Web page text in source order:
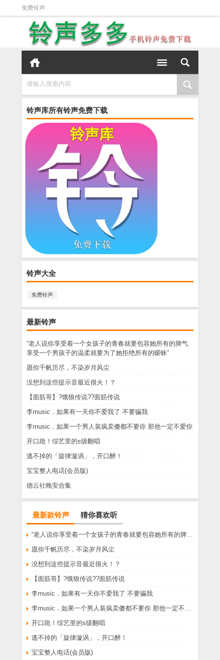
免费铃声
请输入搜索内容
铃声库所有铃声免费下载
铃声大全
免费铃声
最新铃声
“老人说你享受着一个女孩子的青春就要包容她所有的脾气
享受一个男孩子的温柔就要为了她拒绝所有的暧昧”
愿你千帆历尽，不染岁月风尘
没想到这些提示音最近很火！？
【面筋哥】?饿狼传说??面筋传说
李music．如果有一天你不爱我了 不要骗我
李music．如果一个男人装疯卖傻都不要你 那他一定不爱你
开口跪！综艺里的s级翻唱
逃不掉的「旋律漩涡」，开口醉！
宝宝整人电话(会员版)
德云社晚安合集
最新款铃声 猜你喜欢听
愿你千帆历尽，不染岁月风尘
没想到这些提示音最近很火！？
【面筋哥】?饿狼传说??面筋传说
李music．如果有一天你不爱我了 不要骗我
开口跪！综艺里的s级翻唱
逃不掉的「旋律漩涡」，开口醉！
宝宝整人电话(会员版)